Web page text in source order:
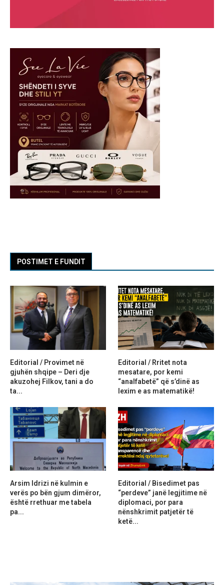
POSTIMET E FUNDIT
Editorial / Provimet në
gjuhën shqipe – Deri dje
akuzohej Filkov, tani a do
ta...
Editorial / Rritet nota
mesatare, por kemi
“analfabetë” që s’dinë as
lexim e as matematikë!
Arsim Idrizi në kulmin e
verës po bën gjum dimëror,
është rrethuar me tabela
pa...
Editorial / Bisedimet pas
“perdeve” janë legjitime në
diplomaci, por para
nënshkrimit patjetër të
ketë...